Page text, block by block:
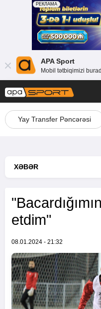
APA Sport
Mobil tətbiqimizi
Yay Transfer Pəncərəsi
XƏBƏR
etdim"
08.01.2024 - 21:32